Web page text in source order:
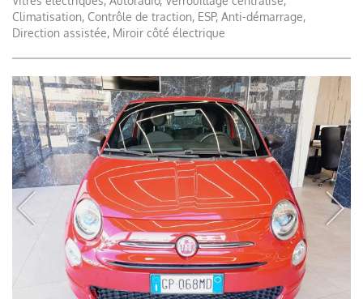
Climatisation, Contrôle de traction, ESP, Anti-démarrage,
Direction assistée, Miroir côté électrique